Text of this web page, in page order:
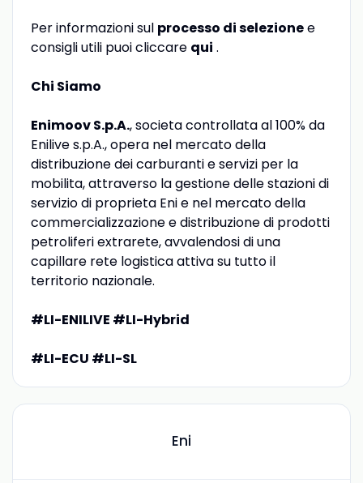
Per informazioni sul processo di selezionee
consigli utili puoi cliccare qui .
Chi Siamo
Enimoov S.p.A., societa controllata al 100% da
Enilive s.p.A., opera nel mercato della
distribuzione dei carburanti e servizi per la
mobilita, attraverso la gestione delle stazioni di
servizio di proprieta Eni e nel mercato della
commercializzazione e distribuzione di prodotti
petroliferi extrarete, avvalendosi di una
capillare rete logistica attiva su tutto il
territorio nazionale.
#LI-ENILIVE #LI-Hybrid
#LI-ECU #LI-SL
Eni